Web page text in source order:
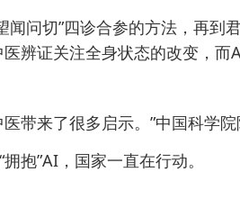
望闻问切”四诊合参的方法，
辨证关注全身状态的改变，
带来了很多启示。”中国科学
抱”AI，国家一直在行动。